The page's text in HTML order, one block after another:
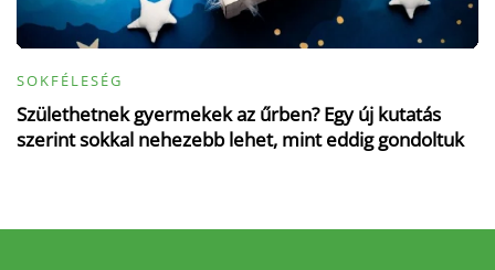
SOKFÉLESÉG
Születhetnek gyermekek az űrben? Egy új kutatás
szerint sokkal nehezebb lehet, mint eddig gondoltuk